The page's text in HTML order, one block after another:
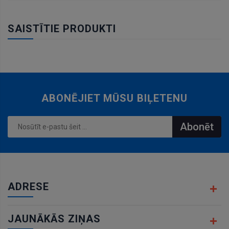
SAISTĪTIE PRODUKTI
ABONĒJIET MŪSU BIĻETENU
Abonēt
ADRESE
JAUNĀKĀS ZIŅAS